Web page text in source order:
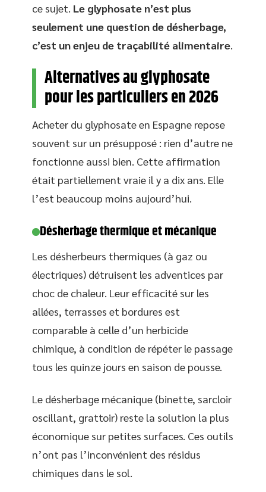
ce sujet. Le glyphosate n’est plus
seulement une question de désherbage,
c’est un enjeu de traçabilité alimentaire.
Alternatives au glyphosate
pour les particuliers en 2026
Acheter du glyphosate en Espagne repose
souvent sur un présupposé : rien d’autre ne
fonctionne aussi bien. Cette affirmation
était partiellement vraie il y a dix ans. Elle
l’est beaucoup moins aujourd’hui.
Désherbage thermique et mécanique
Les désherbeurs thermiques (à gaz ou
électriques) détruisent les adventices par
choc de chaleur. Leur efficacité sur les
allées, terrasses et bordures est
comparable à celle d’un herbicide
chimique, à condition de répéter le passage
tous les quinze jours en saison de pousse.
Le désherbage mécanique (binette, sarcloir
oscillant, grattoir) reste la solution la plus
économique sur petites surfaces. Ces outils
n’ont pas l’inconvénient des résidus
chimiques dans le sol.